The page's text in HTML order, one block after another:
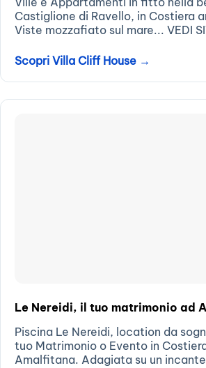
Castiglione di Ravello, in Costiera
Viste mozzafiato sul mare... VEDI
Scopri Villa Cliff House →
Le Nereidi, il tuo matrimonio ad
Piscina Le Nereidi, location da
tuo Matrimonio o Evento in
Amalfitana. Adagiata su un